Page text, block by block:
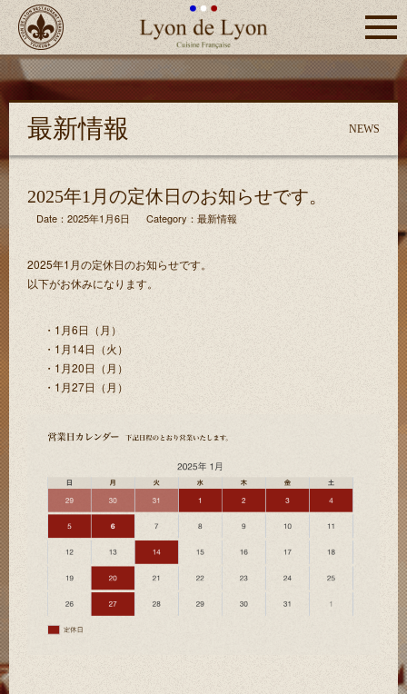
Lyon de Lyon
つくば
市フラ
ンス料
ン・
ド・リ
ヨン
Click
最新情報 NEWS
2025年1月の定休日のお知らせです。
Date：2025年1月6日 Category： 最新情報
2025年1月の定休日のお知らせです。
以下がお休みになります。
1月6日（月）
1月14日（火）
1月20日（月）
1月27日（月）